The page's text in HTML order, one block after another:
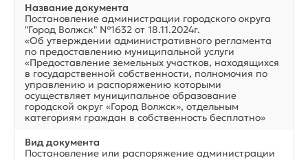
Название документа
Постановление администрации городского округа
"Город Волжск" №1632 от 18.11.2024г.
«Об утверждении административного регламента
по предоставлению муниципальной услуги
«Предоставление земельных участков, находящихся
в государственной собственности, полномочия по
управлению и распоряжению которыми
осуществляет муниципальное образование
городской округ «Город Волжск», отдельным
категориям граждан в собственность бесплатно»
Вид документа
Постановление или распоряжение администрации